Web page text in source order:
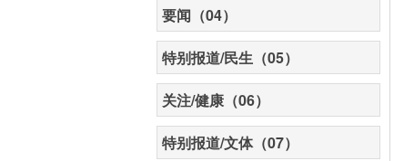
要闻（04）
特别报道/民生（05）
关注/健康（06）
特别报道/文体（07）